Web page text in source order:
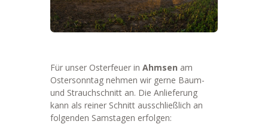
Für unser Osterfeuer in Ahmsen am
Ostersonntag nehmen wir gerne Baum-
und Strauchschnitt an. Die Anlieferung
kann als reiner Schnitt ausschließlich an
folgenden Samstagen erfolgen: